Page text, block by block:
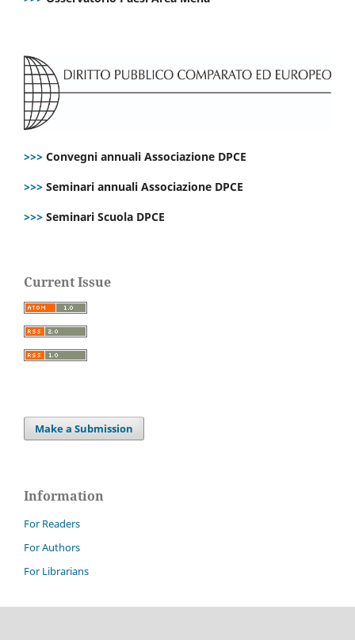
>>> Convegni annuali Associazione DPCE
>>> Seminari annuali Associazione DPCE
>>> Seminari Scuola DPCE
Current Issue
Make a Submission
Information
For Readers
For Authors
For Librarians